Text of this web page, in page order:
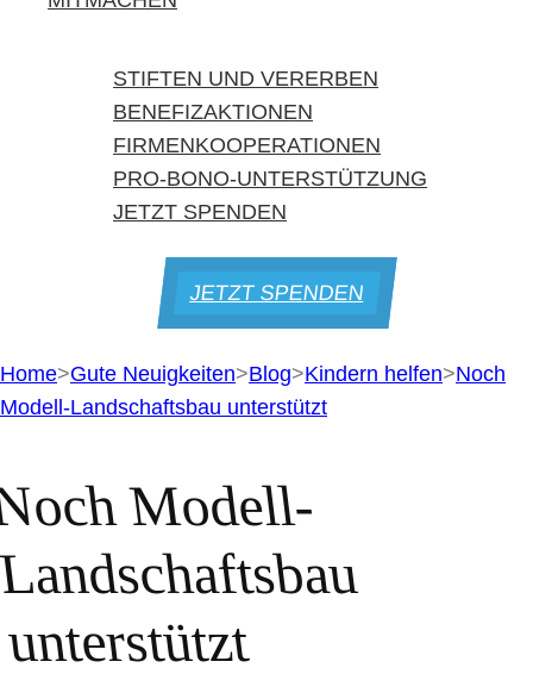
STIFTEN UND VERERBEN
BENEFIZAKTIONEN
FIRMENKOOPERATIONEN
PRO-BONO-UNTERSTÜTZUNG
JETZT SPENDEN
JETZT SPENDEN
Home>Gute Neuigkeiten>Blog>Kindern helfen>Noch
Modell-Landschaftsbau unterstützt
Modell-
unterstützt